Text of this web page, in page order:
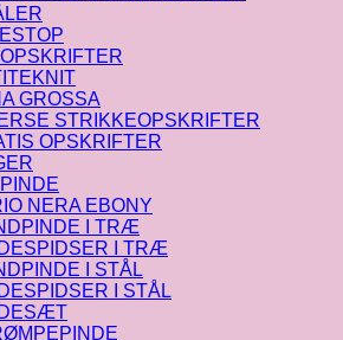
GROSSA
STRIKKEOPSKRIFTER
OPSKRIFTER
NERA EBONY
I TRÆ
I TRÆ
I STÅL
I STÅL